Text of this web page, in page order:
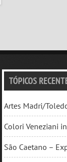
TÓPICOS
Artes Madri/
Colori Veneziani
São Caetano –